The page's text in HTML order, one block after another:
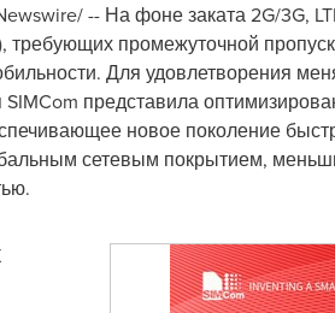
-- На фоне заката 2G/3G,
промежуточной
Для удовлетворения
представила
новое поколение
сетевым покрытием,